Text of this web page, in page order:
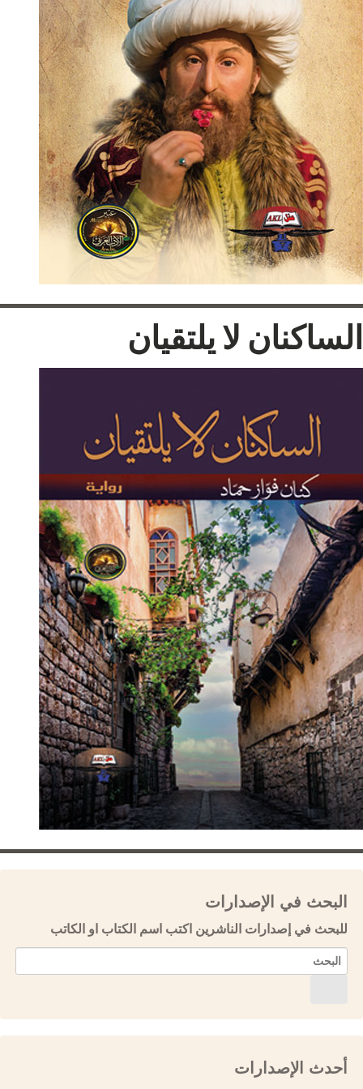
الساكنان لا يلتقيان
البحث في الإصدارات
للبحث في إصدارات الناشرين اكتب اسم الكتاب او الكاتب
أحدث الإصدارات